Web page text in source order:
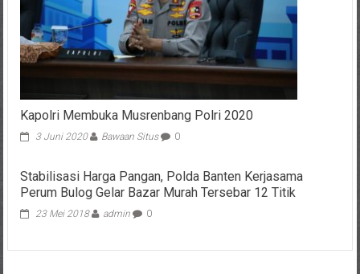
Kapolri Membuka Musrenbang Polri 2020
3 Juni 2020 Bawaan Situs 0
Stabilisasi Harga Pangan, Polda Banten Kerjasama
Perum Bulog Gelar Bazar Murah Tersebar 12 Titik
23 Mei 2018 admin 0